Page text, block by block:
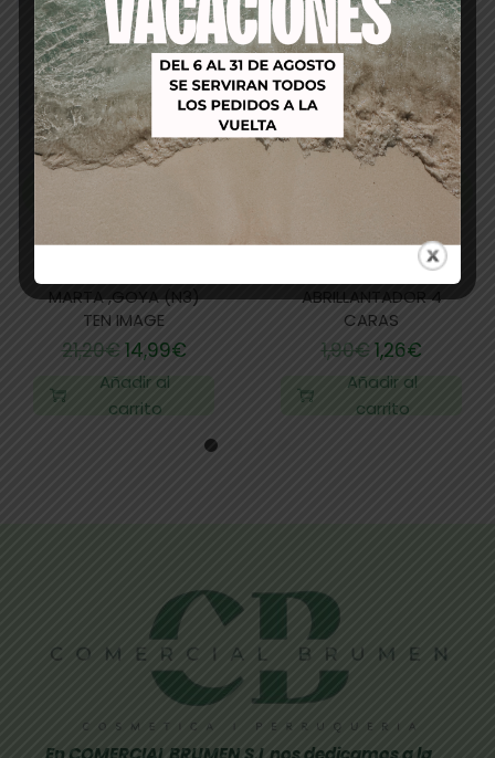
MARTA ,GOYA (N3)
TEN IMAGE
21,20€ 14,99€
Añadir al
carrito
LIMA PULIDOR-
ABRILLANTADOR 4
CARAS
1,90€1,26€
Añadir al
carrito